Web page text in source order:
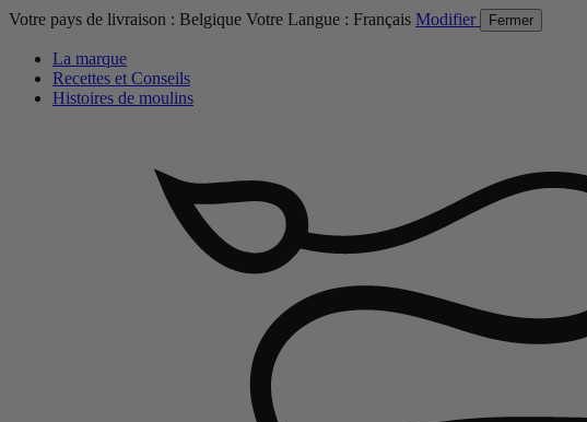
Votre pays de livraison : Belgique Votre Langue : Français Modifier Fermer
La marque
Recettes et Conseils
Histoires de moulins